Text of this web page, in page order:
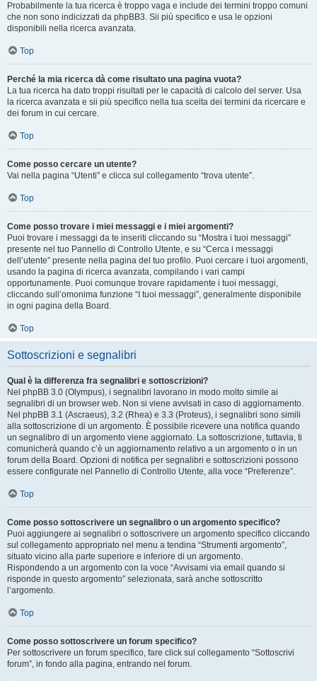
Probabilmente la tua ricerca è troppo vaga e include dei termini troppo comuni
che non sono indicizzati da phpBB3. Sii più specifico e usa le opzioni
disponibili nella ricerca avanzata.
Top
Perché la mia ricerca dà come risultato una pagina vuota?
La tua ricerca ha dato troppi risultati per le capacità di calcolo del server. Usa
la ricerca avanzata e sii più specifico nella tua scelta dei termini da ricercare e
dei forum in cui cercare.
Top
Come posso cercare un utente?
Vai nella pagina “Utenti” e clicca sul collegamento “trova utente”.
Top
Come posso trovare i miei messaggi e i miei argomenti?
Puoi trovare i messaggi da te inseriti cliccando su “Mostra i tuoi messaggi”
presente nel tuo Pannello di Controllo Utente, e su “Cerca i messaggi
dell’utente” presente nella pagina del tuo profilo. Puoi cercare i tuoi argomenti,
usando la pagina di ricerca avanzata, compilando i vari campi
opportunamente. Puoi comunque trovare rapidamente i tuoi messaggi,
cliccando sull’omonima funzione “I tuoi messaggi”, generalmente disponibile
in ogni pagina della Board.
Top
Sottoscrizioni e segnalibri
Qual è la differenza fra segnalibri e sottoscrizioni?
Nel phpBB 3.0 (Olympus), i segnalibri lavorano in modo molto simile ai
segnalibri di un browser web. Non si viene avvisati in caso di aggiornamento.
Nel phpBB 3.1 (Ascraeus), 3.2 (Rhea) e 3.3 (Proteus), i segnalibri sono simili
alla sottoscrizione di un argomento. È possibile ricevere una notifica quando
un segnalibro di un argomento viene aggiornato. La sottoscrizione, tuttavia, ti
comunicherà quando c’è un aggiornamento relativo a un argomento o in un
forum della Board. Opzioni di notifica per segnalibri e sottoscrizioni possono
essere configurate nel Pannello di Controllo Utente, alla voce “Preferenze”.
Top
Come posso sottoscrivere un segnalibro o un argomento specifico?
Puoi aggiungere ai segnalibri o sottoscrivere un argomento specifico cliccando
sul collegamento appropriato nel menu a tendina “Strumenti argomento”,
situato vicino alla parte superiore e inferiore di un argomento.
Rispondendo a un argomento con la voce “Avvisami via email quando si
risponde in questo argomento” selezionata, sarà anche sottoscritto
l’argomento.
Top
Come posso sottoscrivere un forum specifico?
Per sottoscrivere un forum specifico, fare click sul collegamento “Sottoscrivi
forum”, in fondo alla pagina, entrando nel forum.